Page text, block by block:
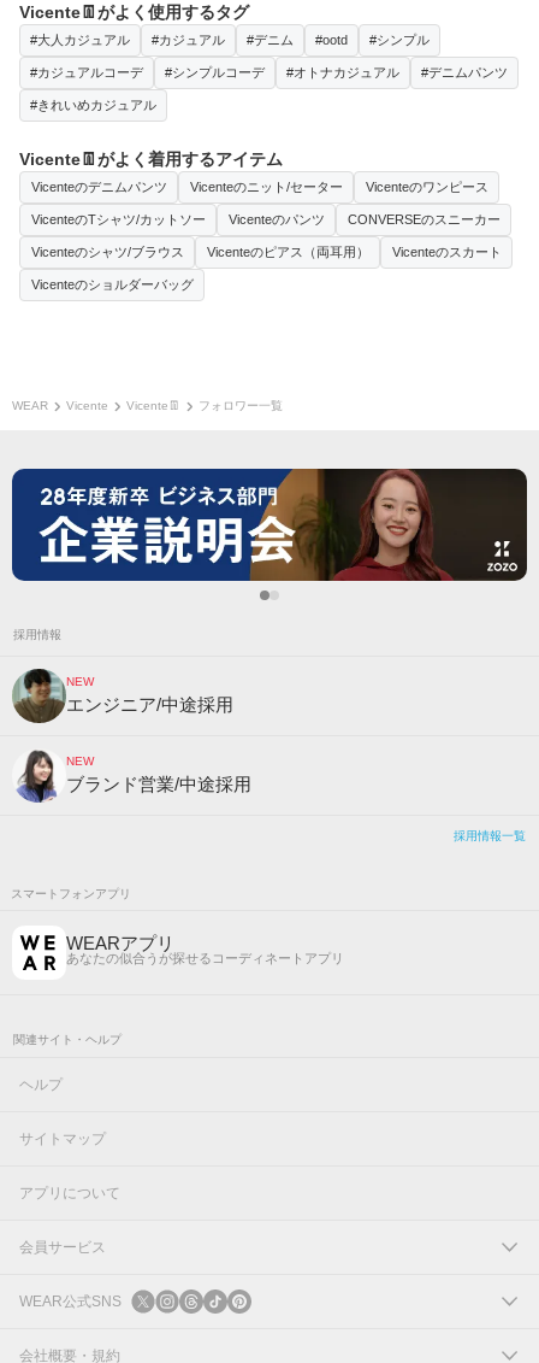
Vicente👖がよく使用するタグ
#大人カジュアル #カジュアル #デニム #ootd #シンプル
#カジュアルコーデ #シンプルコーデ #オトナカジュアル #デニムパンツ
#きれいめカジュアル
Vicente👖がよく着用するアイテム
Vicenteのデニムパンツ Vicenteのニット/セーター Vicenteのワンピース
VicenteのTシャツ/カットソー Vicenteのパンツ CONVERSEのスニーカー
Vicenteのシャツ/ブラウス Vicenteのピアス（両耳用） Vicenteのスカート
Vicenteのショルダーバッグ
WEAR Vicente Vicente👖 フォロワー一覧
採用情報
NEW
エンジニア/中途採用
NEW
ブランド営業/中途採用
採用情報一覧
スマートフォンアプリ
WEARアプリ
あなたの似合うが探せるコーディネートアプリ
関連サイト・ヘルプ
ヘルプ
サイトマップ
アプリについて
会員サービス
ログイン
新規会員登録
WEAR公式SNS
X
会社概要・規約